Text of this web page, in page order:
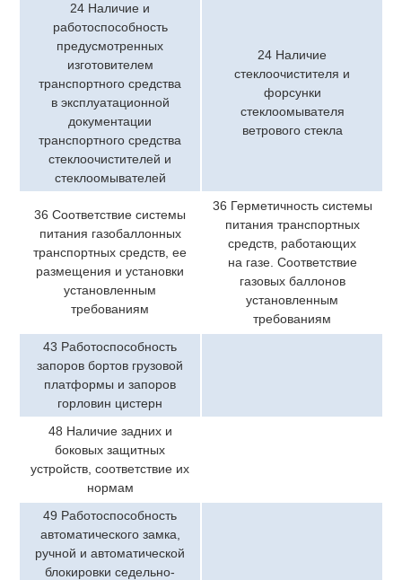
24 Наличие и
работоспособность
предусмотренных
изготовителем
транспортного средства
в эксплуатационной
документации
транспортного средства
стеклоочистителей и
стеклоомывателей
24 Наличие
стеклоочистителя и
форсунки
стеклоомывателя
ветрового стекла
36 Соответствие системы
питания газобаллонных
транспортных средств, ее
размещения и установки
установленным
требованиям
36 Герметичность системы
питания транспортных
средств, работающих
на газе. Соответствие
газовых баллонов
установленным
требованиям
43 Работоспособность
запоров бортов грузовой
платформы и запоров
горловин цистерн
48 Наличие задних и
боковых защитных
устройств, соответствие их
нормам
49 Работоспособность
автоматического замка,
ручной и автоматической
блокировки седельно-